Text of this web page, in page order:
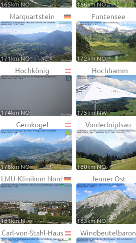
165km NO 166km NO
Marquartstein
171km NO
Funtensee
172km NO
Hochkönig
174km NO
Hochhamm
175km NW
Gernkogel
178km NO
Vorderloiplsau
180km NO
LMU-Klinikum Nord
181km N
Jenner Ost
183km NO
Carl-von-Stahl-Haus Windbeutelbaron